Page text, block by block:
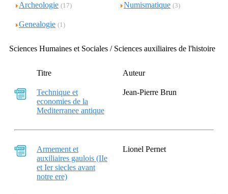
Archeologie (17) Numismatique (3)
Genealogie (1)
Sciences Humaines et Sociales / Sciences auxiliaires de l'histoire
Titre Auteur
Technique et
economies de la
Mediterranee antique
Jean-Pierre Brun
Armement et
auxiliaires gaulois (IIe
et Ier siecles avant
notre ere)
Lionel Pernet